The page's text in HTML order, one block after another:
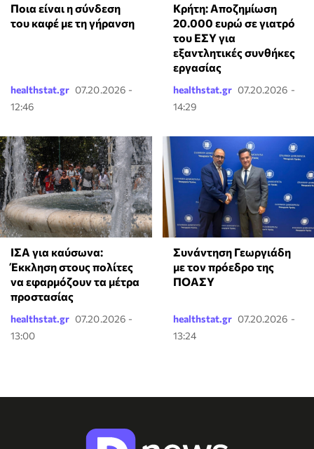
Ποια είναι η σύνδεση
του καφέ με τη γήρανση
healthstat.gr 07.20.2026 -
12:46
Κρήτη: Αποζημίωση
20.000 ευρώ σε γιατρό
του ΕΣΥ για
εξαντλητικές συνθήκες
εργασίας
healthstat.gr 07.20.2026 -
14:29
ΙΣΑ για καύσωνα:
Έκκληση στους πολίτες
να εφαρμόζουν τα μέτρα
προστασίας
healthstat.gr 07.20.2026 -
13:00
Συνάντηση Γεωργιάδη
με τον πρόεδρο της
ΠΟΑΣΥ
healthstat.gr 07.20.2026 -
13:24